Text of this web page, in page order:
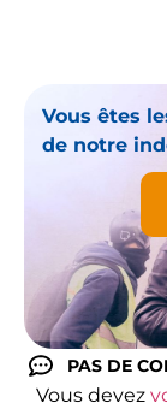
Vous êtes
de notre
PAS DE
Vous devez